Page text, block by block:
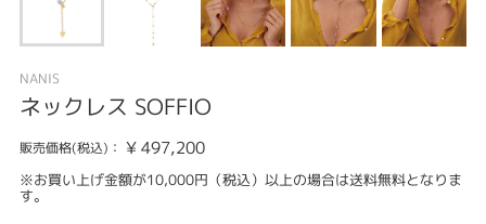
NANIS
ネックレス SOFFIO
販売価格(税込)： ¥497,200
※お買い上げ金額が10,000円（税込）以上の場合は送料無料となりま
す。